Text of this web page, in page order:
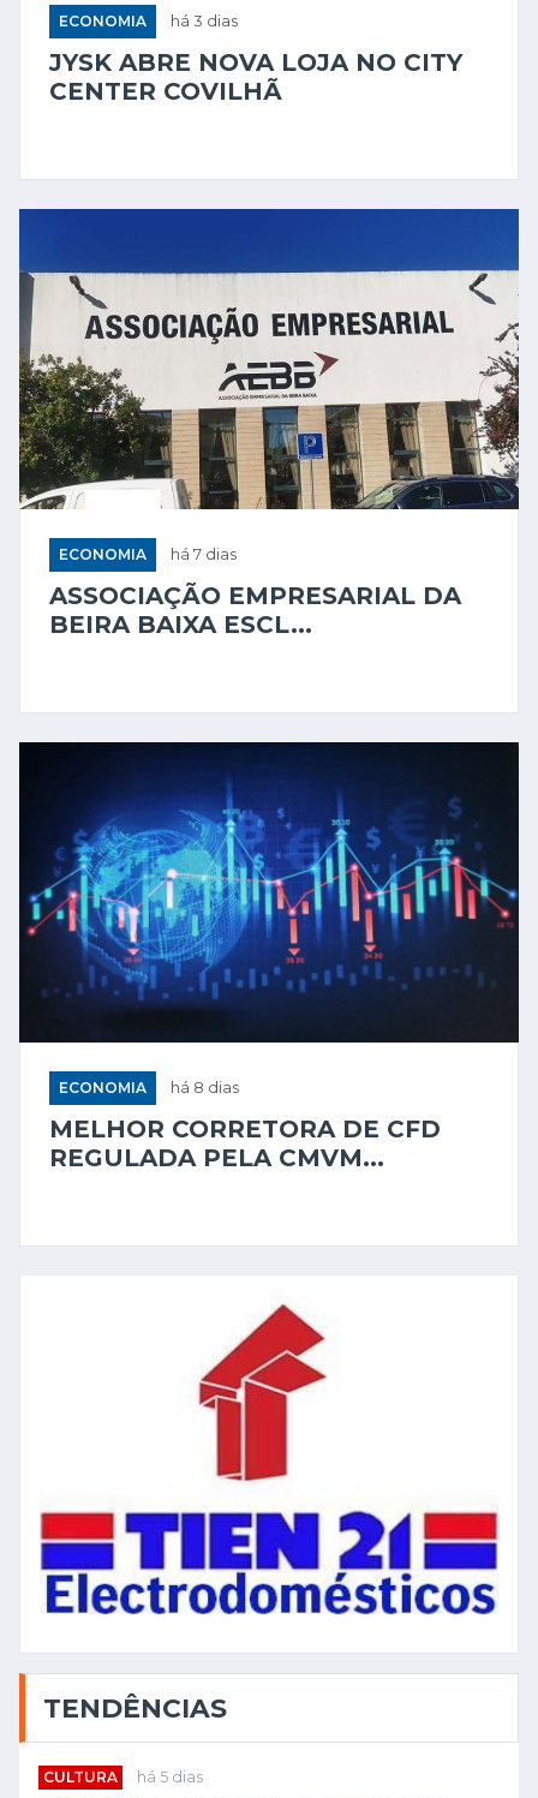
ECONOMIA há 3 dias
JYSK ABRE NOVA LOJA NO CITY
CENTER COVILHÃ
ECONOMIA há 7 dias
ASSOCIAÇÃO EMPRESARIAL DA
BEIRA BAIXA ESCL...
ECONOMIA há 8 dias
MELHOR CORRETORA DE CFD
REGULADA PELA CMVM...
TENDÊNCIAS
CULTURA há 5 dias